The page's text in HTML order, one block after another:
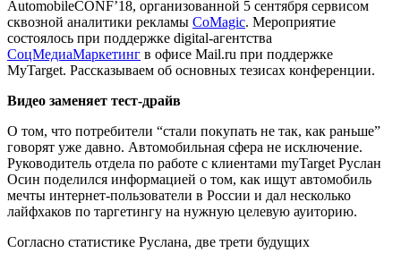
AutomobileCONF’18, организованной 5 сентября сервисом
сквозной аналитики рекламы CoMagiс. Мероприятие
состоялось при поддержке digital-агентства
СоцМедиаМаркетинг в офисе Mail.ru при поддержке
MyTarget. Рассказываем об основных тезисах конференции.
Видео заменяет тест-драйв
О том, что потребители “стали покупать не так, как раньше”
говорят уже давно. Автомобильная сфера не исключение.
Руководитель отдела по работе с клиентами myTarget Руслан
Осин поделился информацией о том, как ищут автомобиль
мечты интернет-пользователи в России и дал несколько
лайфхаков по таргетингу на нужную целевую ауиторию.
Согласно статистике Руслана, две трети будущих